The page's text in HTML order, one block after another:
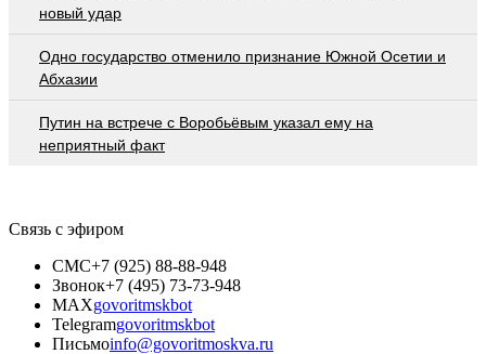
новый удар
Одно государство отменило признание Южной Осетии и
Абхазии
Путин на встрече с Воробьёвым указал ему на
неприятный факт
Связь с эфиром
СМС+7 (925) 88-88-948
Звонок+7 (495) 73-73-948
MAXgovoritmskbot
Telegramgovoritmskbot
Письмоinfo@govoritmoskva.ru